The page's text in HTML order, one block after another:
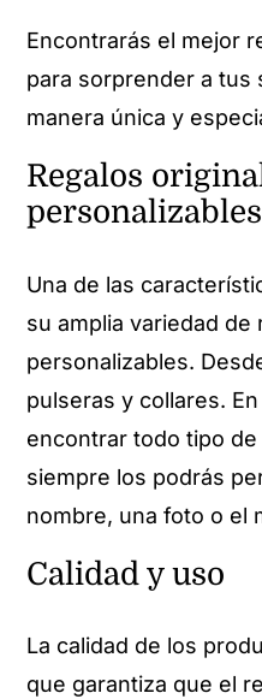
Encontrarás el mejor
para sorprender a tus
manera única y
Regalos
personalizables
Una de las
su amplia variedad de
personalizables.
pulseras y collares.
encontrar todo tipo
siempre los podrás
nombre, una foto o el
Calidad y uso
La calidad de los
que garantiza que el